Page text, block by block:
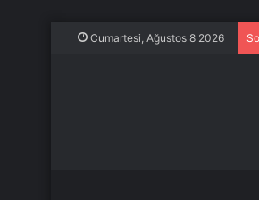
Cumartesi, Ağustos 8 2026